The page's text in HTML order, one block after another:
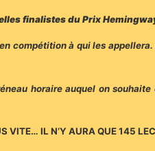
finalistes du Prix
à qui les
horaire auquel on
VITE… IL N’Y AURA QUE 145